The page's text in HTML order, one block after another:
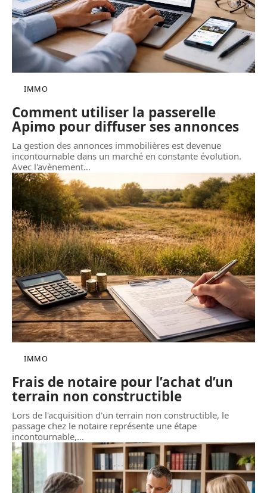
IMMO
Comment utiliser la passerelle
Apimo pour diffuser ses annonces
La gestion des annonces immobilières est devenue
incontournable dans un marché en constante évolution.
Avec l'avènement…
IMMO
Frais de notaire pour l’achat d’un
terrain non constructible
Lors de l'acquisition d'un terrain non constructible, le
passage chez le notaire représente une étape
incontournable,…